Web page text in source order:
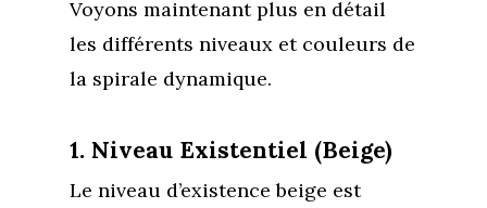
Voyons maintenant plus en détail
les différents niveaux et couleurs de
la spirale dynamique.
1. Niveau Existentiel (Beige)
Le niveau d’existence beige est